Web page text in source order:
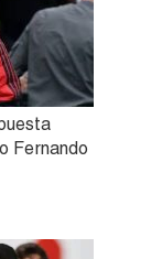
Fernando